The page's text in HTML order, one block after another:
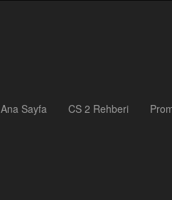
Ana Sayfa CS 2 Rehberi